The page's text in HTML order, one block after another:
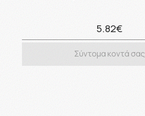
5.82€
Σύντομα κοντά σας